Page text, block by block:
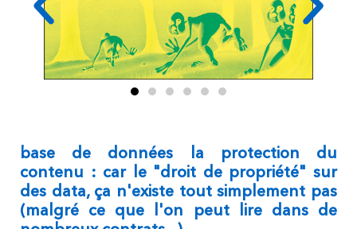
base de données la protection du
contenu : car le "droit de propriété" sur
des data, ça n'existe tout simplement pas
(malgré ce que l'on peut lire dans de